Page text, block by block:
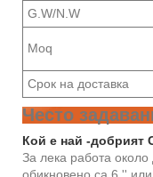
G.W/N.W
Moq
Срок на доставка
Често
Кой е най -добрият
За лека работа
обикновено са 6 ''